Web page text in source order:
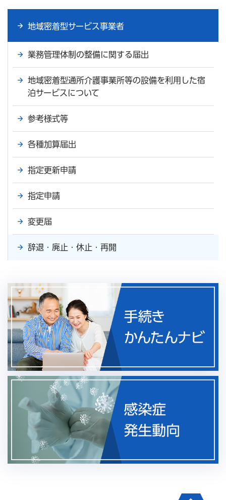
地域密着型サービス事業者
業務管理体制の整備に関する届出
地域密着型通所介護事業所等の設備を利用した宿
泊サービスについて
参考様式等
各種加算届出
指定更新申請
指定申請
変更届
辞退・廃止・休止・再開